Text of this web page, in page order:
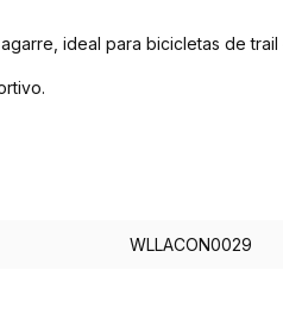
ideal para bicicletas de
WLLACON0029